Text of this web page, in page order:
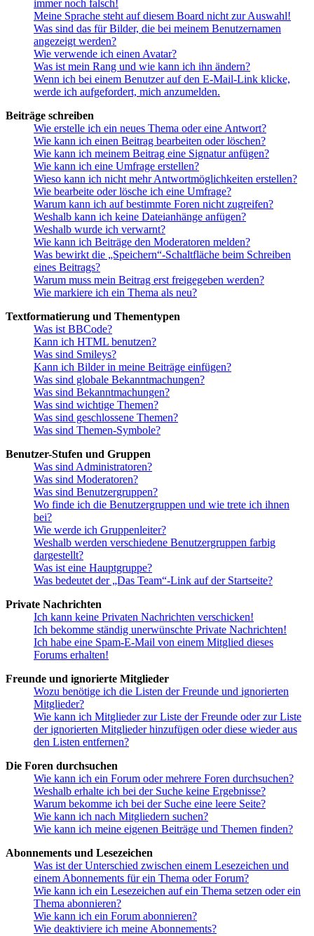
immer noch falsch!
Meine Sprache steht auf diesem Board nicht zur Auswahl!
Was sind das für Bilder, die bei meinem Benutzernamen
angezeigt werden?
Wie verwende ich einen Avatar?
Was ist mein Rang und wie kann ich ihn ändern?
Wenn ich bei einem Benutzer auf den E-Mail-Link klicke,
werde ich aufgefordert, mich anzumelden.
Beiträge schreiben
Wie erstelle ich ein neues Thema oder eine Antwort?
Wie kann ich einen Beitrag bearbeiten oder löschen?
Wie kann ich meinem Beitrag eine Signatur anfügen?
Wie kann ich eine Umfrage erstellen?
Wieso kann ich nicht mehr Antwortmöglichkeiten erstellen?
Wie bearbeite oder lösche ich eine Umfrage?
Warum kann ich auf bestimmte Foren nicht zugreifen?
Weshalb kann ich keine Dateianhänge anfügen?
Weshalb wurde ich verwarnt?
Wie kann ich Beiträge den Moderatoren melden?
Was bewirkt die „Speichern“-Schaltfläche beim Schreiben
eines Beitrags?
Warum muss mein Beitrag erst freigegeben werden?
Wie markiere ich ein Thema als neu?
Textformatierung und Thementypen
Was ist BBCode?
Kann ich HTML benutzen?
Was sind Smileys?
Kann ich Bilder in meine Beiträge einfügen?
Was sind globale Bekanntmachungen?
Was sind Bekanntmachungen?
Was sind wichtige Themen?
Was sind geschlossene Themen?
Was sind Themen-Symbole?
Benutzer-Stufen und Gruppen
Was sind Administratoren?
Was sind Moderatoren?
Was sind Benutzergruppen?
Wo finde ich die Benutzergruppen und wie trete ich ihnen
bei?
Wie werde ich Gruppenleiter?
Weshalb werden verschiedene Benutzergruppen farbig
dargestellt?
Was ist eine Hauptgruppe?
Was bedeutet der „Das Team“-Link auf der Startseite?
Private Nachrichten
Ich kann keine Privaten Nachrichten verschicken!
Ich bekomme ständig unerwünschte Private Nachrichten!
Ich habe eine Spam-E-Mail von einem Mitglied dieses
Forums erhalten!
Freunde und ignorierte Mitglieder
Wozu benötige ich die Listen der Freunde und ignorierten
Mitglieder?
Wie kann ich Mitglieder zur Liste der Freunde oder zur Liste
der ignorierten Mitglieder hinzufügen oder diese wieder aus
den Listen entfernen?
Die Foren durchsuchen
Wie kann ich ein Forum oder mehrere Foren durchsuchen?
Weshalb erhalte ich bei der Suche keine Ergebnisse?
Warum bekomme ich bei der Suche eine leere Seite?
Wie kann ich nach Mitgliedern suchen?
Wie kann ich meine eigenen Beiträge und Themen finden?
Abonnements und Lesezeichen
Was ist der Unterschied zwischen einem Lesezeichen und
einem Abonnements für ein Thema oder Forum?
Wie kann ich ein Lesezeichen auf ein Thema setzen oder ein
Thema abonnieren?
Wie kann ich ein Forum abonnieren?
Wie deaktiviere ich meine Abonnements?